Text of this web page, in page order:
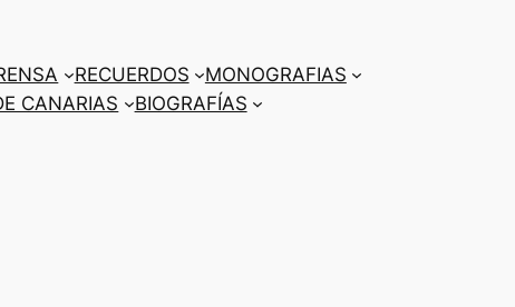
RECUERDOS
MONOGRAFIAS
CANARIAS
BIOGRAFÍAS